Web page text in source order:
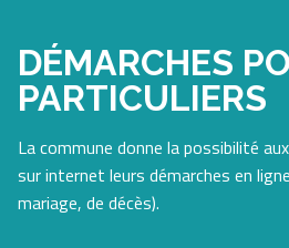
DÉMARCHES
PARTICULIERS
La commune donne la possibilité
sur internet leurs démarches en
mariage, de décès).